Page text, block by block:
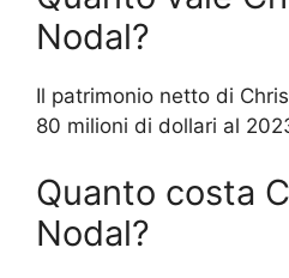
Nodal?
Il patrimonio netto di
80 milioni di dollari al
Quanto costa
Nodal?